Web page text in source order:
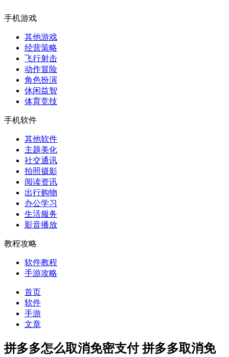
手机游戏
其他游戏
经营策略
飞行射击
动作冒险
角色扮演
休闲益智
体育竞技
手机软件
其他软件
主题美化
社交通讯
拍照摄影
阅读资讯
出行购物
办公学习
生活服务
影音播放
教程攻略
软件教程
手游攻略
首页
软件
手游
文章
拼多多怎么取消免密支付 拼多多取消免